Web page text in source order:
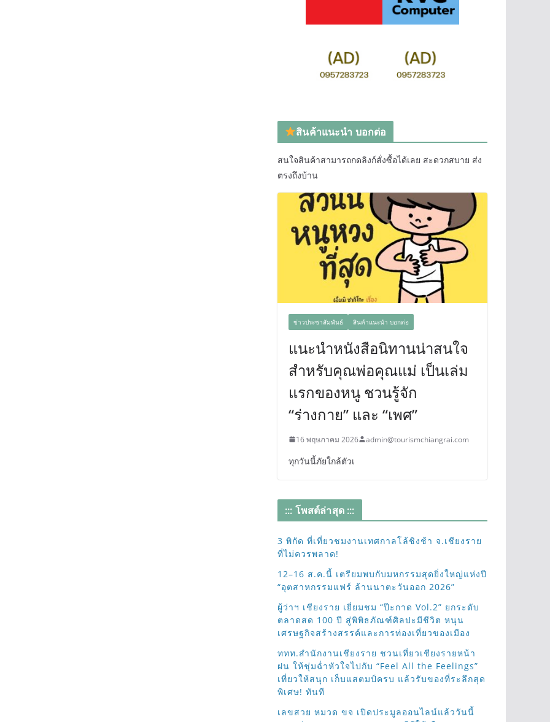
สินค้าแนะนำ บอกต่อ
สนใจสินค้าสามารถกดลิงก์สั่งซื้อได้เลย สะดวกสบาย ส่ง
ตรงถึงบ้าน
ข่าวประชาสัมพันธ์ สินค้าแนะนำ บอกต่อ
แนะนำหนังสือนิทานน่าสนใจ
สำหรับคุณพ่อคุณแม่ เป็นเล่ม
แรกของหนู ชวนรู้จัก
“ร่างกาย” และ “เพศ”
16 พฤษภาคม 2026 admin@tourismchiangrai.com
ทุกวันนี้ภัยใกล้ตัวเ
::: โพสต์ล่าสุด :::
3 พิกัด ที่เที่ยวชมงานเทศกาลโล้ชิงช้า จ.เชียงราย
ที่ไม่ควรพลาด!
12–16 ส.ค.นี้ เตรียมพบกับมหกรรมสุดยิ่งใหญ่แห่งปี
“อุตสาหกรรมแฟร์ ล้านนาตะวันออก 2026”
ผู้ว่าฯ เชียงราย เยี่ยมชม “ป๊ะกาด Vol.2” ยกระดับ
ตลาดสด 100 ปี สู่พิพิธภัณฑ์ศิลปะมีชีวิต หนุน
เศรษฐกิจสร้างสรรค์และการท่องเที่ยวของเมือง
ททท.สำนักงานเชียงราย ชวนเที่ยวเชียงรายหน้า
ฝน ให้ชุ่มฉ่ำหัวใจไปกับ “Feel All the Feelings”
เที่ยวให้สนุก เก็บแสตมป์ครบ แล้วรับของที่ระลึกสุด
พิเศษ! ทันที
เลขสวย หมวด ขจ เปิดประมูลออนไลน์แล้ววันนี้